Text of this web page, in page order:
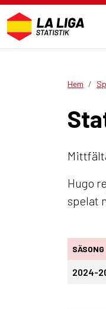
Hem
Hugo
spelat
SÄSONG
2024-